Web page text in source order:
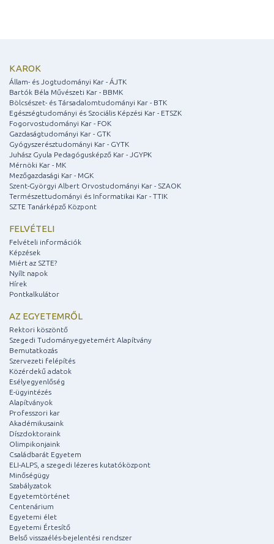
KAROK
Állam- és Jogtudományi Kar - ÁJTK
Bartók Béla Művészeti Kar - BBMK
Bölcsészet- és Társadalomtudományi Kar - BTK
Egészségtudományi és Szociális Képzési Kar - ETSZK
Fogorvostudományi Kar - FOK
Gazdaságtudományi Kar - GTK
Gyógyszerésztudományi Kar - GYTK
Juhász Gyula Pedagógusképző Kar - JGYPK
Mérnöki Kar - MK
Mezőgazdasági Kar - MGK
Szent-Györgyi Albert Orvostudományi Kar - SZAOK
Természettudományi és Informatikai Kar - TTIK
SZTE Tanárképző Központ
FELVÉTELI
Felvételi információk
Képzések
Miért az SZTE?
Nyílt napok
Hírek
Pontkalkulátor
AZ EGYETEMRŐL
Rektori köszöntő
Szegedi Tudományegyetemért Alapítvány
Bemutatkozás
Szervezeti felépítés
Közérdekű adatok
Esélyegyenlőség
E-ügyintézés
Alapítványok
Professzori kar
Akadémikusaink
Díszdoktoraink
Olimpikonjaink
Családbarát Egyetem
ELI-ALPS, a szegedi lézeres kutatóközpont
Minőségügy
Szabályzatok
Egyetemtörténet
Centenárium
Egyetemi élet
Egyetemi Értesítő
Belső visszaélés-bejelentési rendszer